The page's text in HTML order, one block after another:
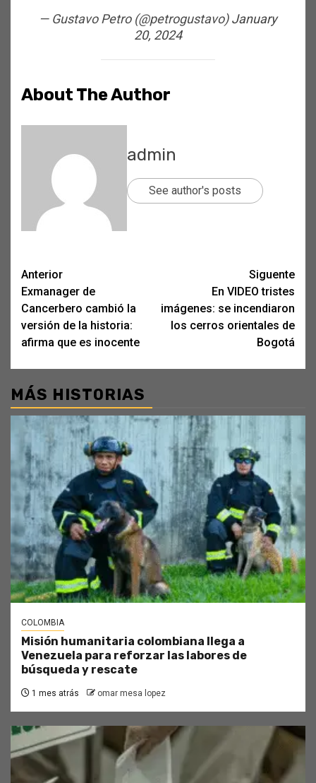
— Gustavo Petro (@petrogustavo)January
20, 2024
About The Author
admin
See author's posts
Post
navigation
Anterior
Exmanager de
Cancerbero cambió la
versión de la historia:
afirma que es inocente
Siguente
En VIDEO tristes
imágenes: se incendiaron
los cerros orientales de
Bogotá
MÁS HISTORIAS
COLOMBIA
Misión humanitaria colombiana llega a
Venezuela para reforzar las labores de
búsqueda y rescate
1 mes atrás omar mesa lopez